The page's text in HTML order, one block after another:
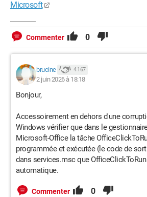
Microsoft
Commenter 0
brucine 4 167
2 juin 2026 à 18:18
Bonjour,
Accessoirement en dehors d'une
Windows vérifier que dans le
Microsoft-Office la tâche
programmée et exécutée (le code de
dans services.msc que
automatique.
Commenter 0